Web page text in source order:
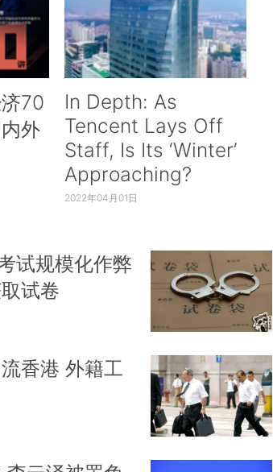
70
外
In Depth: As
Tencent Lays Off
Staff, Is Its ‘Winter’
Approaching?
2022年04月01日
试规模化作弊
试卷
香港 外籍工